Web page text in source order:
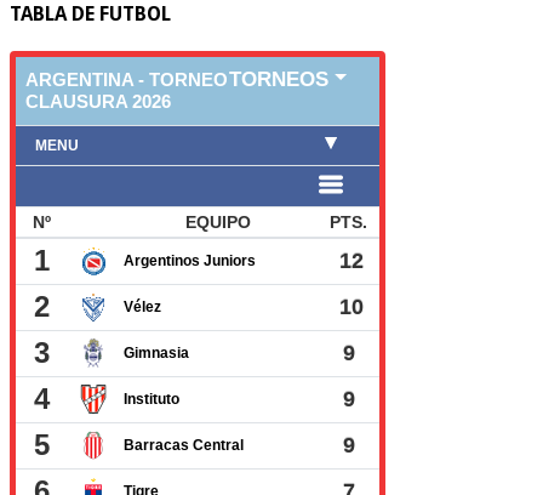
TABLA DE FUTBOL